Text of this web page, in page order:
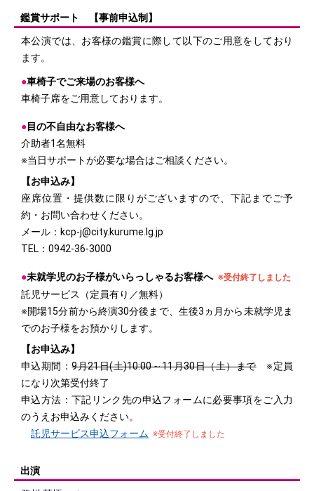
鑑賞サポート 【事前申込制】
本公演では、お客様の鑑賞に際して以下のご用意をしており
ます。
●車椅子でご来場のお客様へ
車椅子席をご用意しております。
●目の不自由なお客様へ
介助者1名無料
※当日サポートが必要な場合はご相談ください。
【お申込み】
座席位置・提供数に限りがございますので、下記までご予
約・お問い合わせください。
メール：kcp-j@city.kurume.lg.jp
TEL：0942-36-3000
●未就学児のお子様がいらっしゃるお客様へ ※受付終了しました
託児サービス（定員有り／無料）
※開場15分前から終演30分後まで、生後3ヵ月から未就学児ま
でのお子様をお預かりします。
【お申込み】
申込期間：9月21日(土)10:00～11月30日（土）まで※定員
になり次第受付終了
申込方法：下記リンク先の申込フォームに必要事項をご入力
のうえお申込みください。
託児サービス申込フォーム ※受付終了しました
出演